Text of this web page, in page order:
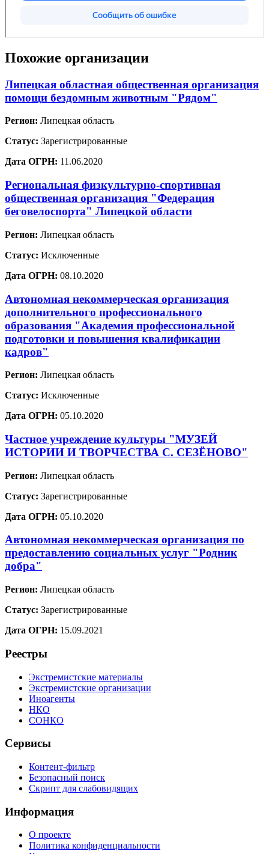
Похожие организации
Липецкая областная общественная организация
помощи бездомным животным "Рядом"
Регион: Липецкая область
Статус: Зарегистрированные
Дата ОГРН: 11.06.2020
Региональная физкультурно-спортивная
общественная организация "Федерация
беговелоспорта" Липецкой области
Регион: Липецкая область
Статус: Исключенные
Дата ОГРН: 08.10.2020
Автономная некоммерческая организация
дополнительного профессионального
образования "Академия профессиональной
подготовки и повышения квалификации
кадров"
Регион: Липецкая область
Статус: Исключенные
Дата ОГРН: 05.10.2020
Частное учреждение культуры "МУЗЕЙ
ИСТОРИИ И ТВОРЧЕСТВА С. СЕЗЁНОВО"
Регион: Липецкая область
Статус: Зарегистрированные
Дата ОГРН: 05.10.2020
Автономная некоммерческая организация по
предоставлению социальных услуг "Родник
добра"
Регион: Липецкая область
Статус: Зарегистрированные
Дата ОГРН: 15.09.2021
Реестры
Экстремистские материалы
Экстремистские организации
Иноагенты
НКО
СОНКО
Сервисы
Контент-фильтр
Безопасный поиск
Скрипт для слабовидящих
Информация
О проекте
Политика конфиденциальности